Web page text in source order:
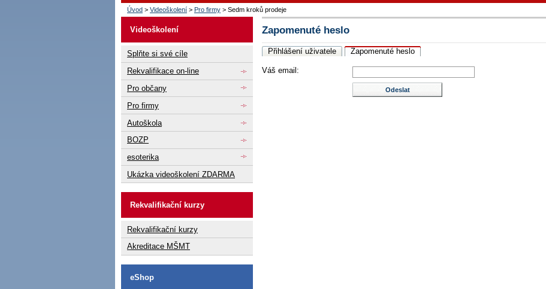
Úvod > Videoškolení > Pro firmy > Sedm kroků prodeje
Videoškolení
Splňte si své cíle
Rekvalifikace on-line
Pro občany
Pro firmy
Autoškola
BOZP
esoterika
Ukázka videoškolení ZDARMA
Rekvalifikační kurzy
Rekvalifikační kurzy
Akreditace MŠMT
eShop
Zapomenuté heslo
Přihlášení uživatele Zapomenuté heslo
Váš email: